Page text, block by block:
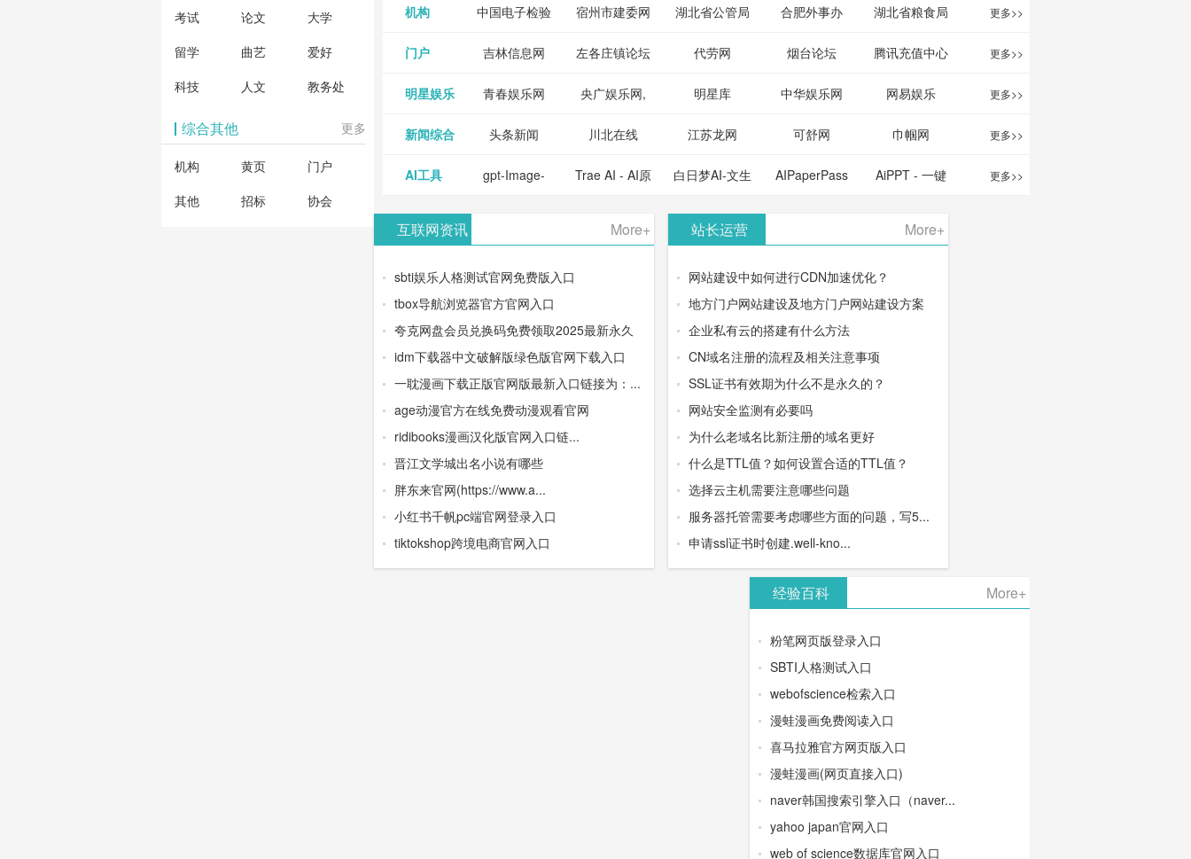
考试
论文
大学
留学
曲艺
爱好
科技
人文 教务处
综合其他 更多
机构 黄页
门户
其他
招标 协会
Tripadvisor
源和社会保障
局
源和社会保障 网
机构 中国电子检验
检疫业务网
宿州市建委网 湖北省公管局 合肥外事办 湖北省粮食局 更多>>
门户 吉林信息网 左各庄镇论坛 代劳网 烟台论坛 腾讯充值中心 更多>>
明星娱乐 青春娱乐网 央广娱乐网, 明星库 中华娱乐网 网易娱乐 更多>>
新闻综合 头条新闻 川北在线 江苏龙网 可舒网 巾帼网 更多>>
AI工具 gpt-Image-
器
Trae AI - AI原
pro与
DeepSeek模
白日梦AI-文生
视频类AIGC
AIPaperPass
千字大纲
AiPPT - 一键 更多>>
互联网资讯 More+
sbti娱乐人格测试官网免费版入口
tbox导航浏览器官方官网入口
夸克网盘会员兑换码免费领取2025最新永久
idm下载器中文破解版绿色版官网下载入口
一耽漫画下载正版官网版最新入口链接为：...
age动漫官方在线免费动漫观看官网
ridibooks漫画汉化版官网入口链...
晋江文学城出名小说有哪些
胖东来官网(https://www.a...
小红书千帆pc端官网登录入口
tiktokshop跨境电商官网入口
站长运营 More+
网站建设中如何进行CDN加速优化？
地方门户网站建设及地方门户网站建设方案
企业私有云的搭建有什么方法
CN域名注册的流程及相关注意事项
SSL证书有效期为什么不是永久的？
网站安全监测有必要吗
为什么老域名比新注册的域名更好
什么是TTL值？如何设置合适的TTL值？
选择云主机需要注意哪些问题
服务器托管需要考虑哪些方面的问题，写5...
申请ssl证书时创建.well-kno...
经验百科 More+
粉笔网页版登录入口
SBTI人格测试入口
webofscience检索入口
漫蛙漫画免费阅读入口
喜马拉雅官方网页版入口
漫蛙漫画(网页直接入口)
naver韩国搜索引擎入口（naver...
yahoo japan官网入口
web of science数据库官网入口